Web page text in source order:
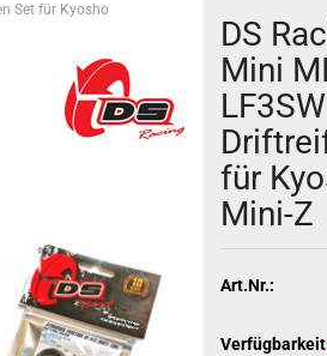
Set für Kyosho
DS
Mini
für
Mini-Z
Art.Nr.: